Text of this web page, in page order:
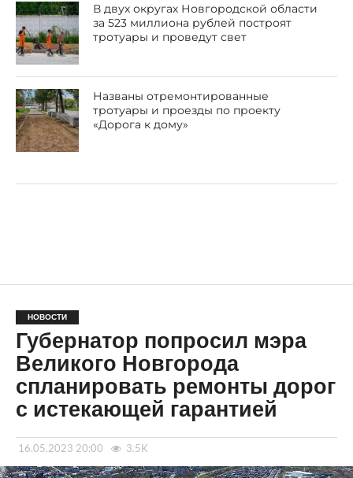
В двух округах Новгородской области
за 523 миллиона рублей построят
тротуары и проведут свет
Названы отремонтированные
тротуары и проезды по проекту
«Дорога к дому»
НОВОСТИ
Губернатор попросил мэра
Великого Новгорода
спланировать ремонты дорог
с истекающей гарантией
16.05.2023 20:00 3.5K